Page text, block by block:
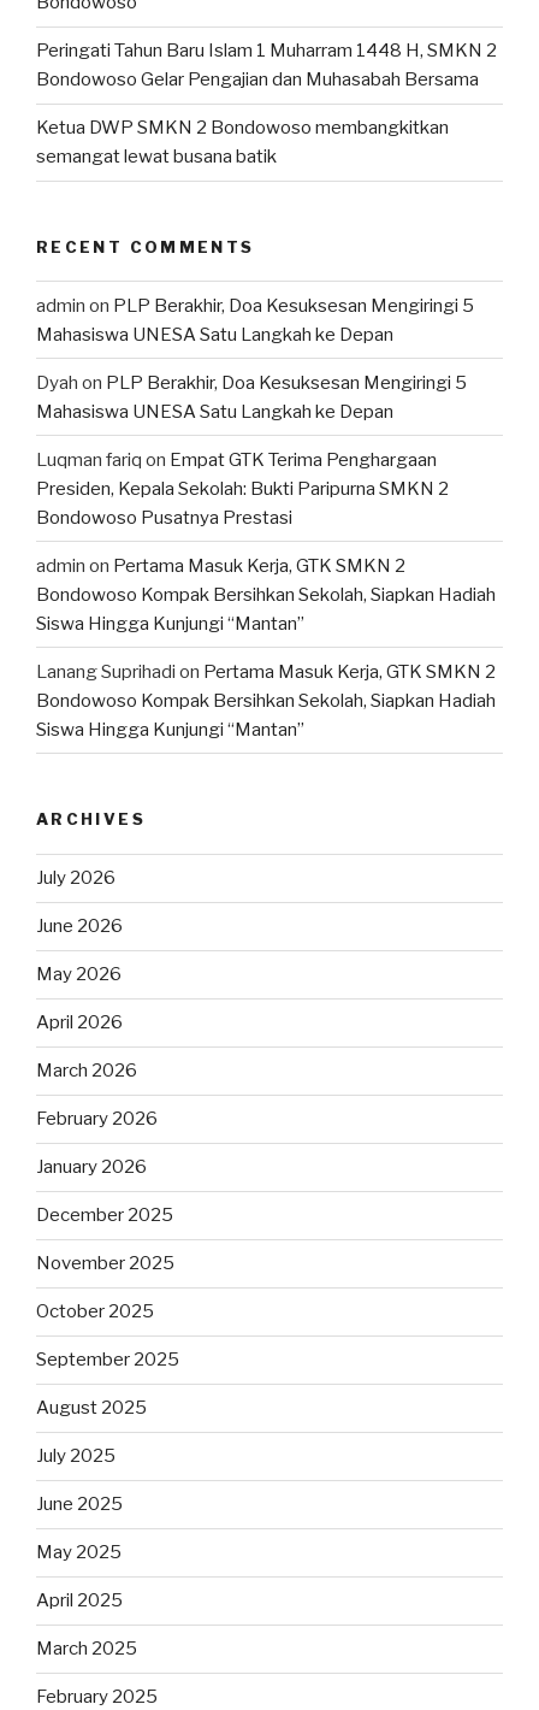
Peringati Tahun Baru Islam 1 Muharram 1448 H, SMKN 2
Bondowoso Gelar Pengajian dan Muhasabah Bersama
Ketua DWP SMKN 2 Bondowoso membangkitkan
semangat lewat busana batik
RECENT COMMENTS
admin on PLP Berakhir, Doa Kesuksesan Mengiringi 5
Mahasiswa UNESA Satu Langkah ke Depan
Dyah on PLP Berakhir, Doa Kesuksesan Mengiringi 5
Mahasiswa UNESA Satu Langkah ke Depan
Luqman fariq on Empat GTK Terima Penghargaan
Presiden, Kepala Sekolah: Bukti Paripurna SMKN 2
Bondowoso Pusatnya Prestasi
admin on Pertama Masuk Kerja, GTK SMKN 2
Bondowoso Kompak Bersihkan Sekolah, Siapkan Hadiah
Siswa Hingga Kunjungi “Mantan”
Lanang Suprihadi on Pertama Masuk Kerja, GTK SMKN 2
Bondowoso Kompak Bersihkan Sekolah, Siapkan Hadiah
Siswa Hingga Kunjungi “Mantan”
ARCHIVES
July 2026
June 2026
May 2026
April 2026
March 2026
February 2026
January 2026
December 2025
November 2025
October 2025
September 2025
August 2025
July 2025
June 2025
May 2025
April 2025
March 2025
February 2025